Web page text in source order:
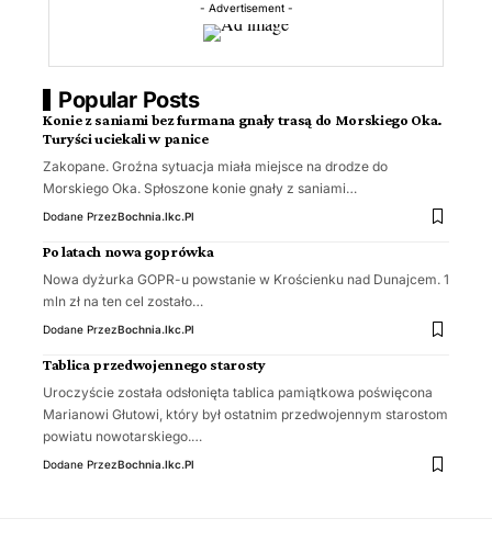
- Advertisement -
Popular Posts
Konie z saniami bez furmana gnały trasą do Morskiego Oka.
Turyści uciekali w panice
Zakopane. Groźna sytuacja miała miejsce na drodze do
Morskiego Oka. Spłoszone konie gnały z saniami…
Dodane PrzezBochnia.ikc.pl
Po latach nowa goprówka
Nowa dyżurka GOPR-u powstanie w Krościenku nad Dunajcem. 1
mln zł na ten cel zostało…
Dodane PrzezBochnia.ikc.pl
Tablica przedwojennego starosty
Uroczyście została odsłonięta tablica pamiątkowa poświęcona
Marianowi Głutowi, który był ostatnim przedwojennym starostom
powiatu nowotarskiego.…
Dodane PrzezBochnia.ikc.pl